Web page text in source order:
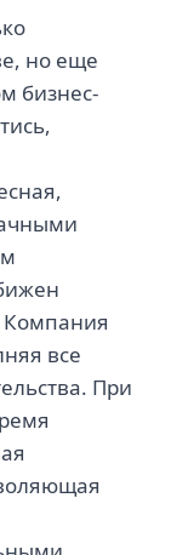
но еще
бизнес-
Компания
все
При